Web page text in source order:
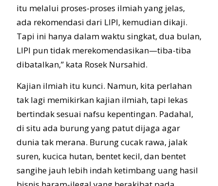
itu melalui proses-proses ilmiah yang jelas,
ada rekomendasi dari LIPI, kemudian dikaji.
Tapi ini hanya dalam waktu singkat, dua bulan,
LIPI pun tidak merekomendasikan—tiba-tiba
dibatalkan,” kata Rosek Nursahid.
Kajian ilmiah itu kunci. Namun, kita perlahan
tak lagi memikirkan kajian ilmiah, tapi lekas
bertindak sesuai nafsu kepentingan. Padahal,
di situ ada burung yang patut dijaga agar
dunia tak merana. Burung cucak rawa, jalak
suren, kucica hutan, bentet kecil, dan bentet
sangihe jauh lebih indah ketimbang uang hasil